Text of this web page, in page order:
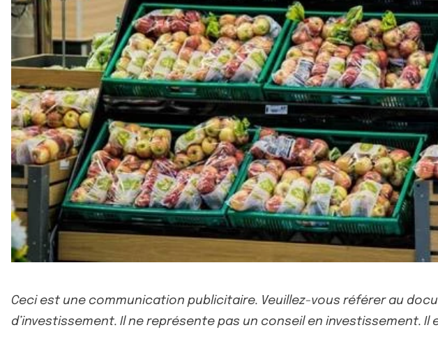
Ceci est une communication publicitaire. Veuillez-vous référer au
d’investissement. Il ne représente pas un conseil en